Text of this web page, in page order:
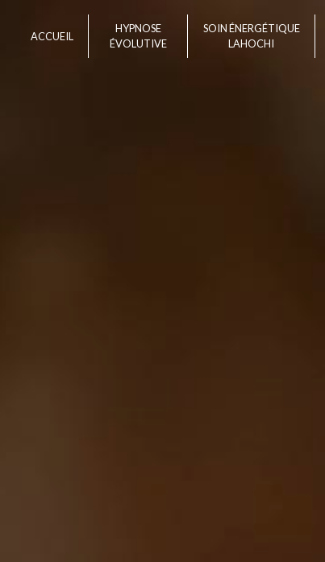
ACCUEIL
HYPNOSE
ÉVOLUTIVE
SOIN ÉNERGÉTIQUE
LAHOCHI